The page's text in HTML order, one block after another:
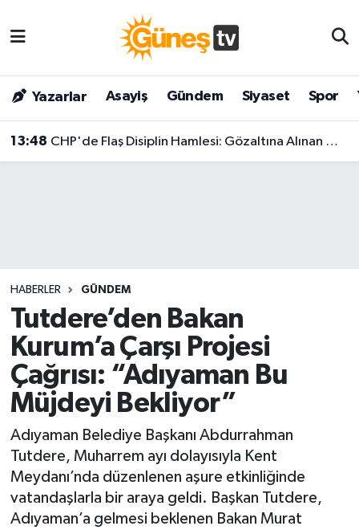
Yazarlar Asayiş Gündem Siyaset Spor
13:48 CHP'de Flaş Disiplin Hamlesi: Gözaltına Alınan Menderes Belediye Başkanı İlkay Çiçek İçin Kesin İhraç Talebi!
HABERLER GÜNDEM
Tutdere’den Bakan
Kurum’a Çarşı Projesi
Çağrısı: “Adıyaman Bu
Müjdeyi Bekliyor”
Adıyaman Belediye Başkanı Abdurrahman
Tutdere, Muharrem ayı dolayısıyla Kent
Meydanı’nda düzenlenen aşure etkinliğinde
vatandaşlarla bir araya geldi. Başkan Tutdere,
Adıyaman’a gelmesi beklenen Bakan Murat
Bilim & Teknoloji
Dünya
Magazin
Siyaset
Spor
Yaşam
Malatya Nöbetçi Eczaneler
Malatya Hava Durumu
Malatya Namaz Vakitleri
Son Dakika Haberleri
Haber Arşivi